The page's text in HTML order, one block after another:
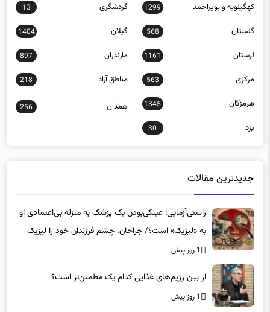
کهگیلویه و بویراحمد 1299 گردشگری 13
گلستان 568 گیلان 1404
لرستان 1161 مازندران 897
مرکزی 563 مناطق آزاد 218
هرمزگان 1345 همدان 256
یزد 30
جدیدترین مقالات
راستی‌آزمایی| عینکی‌بودن یک پزشک به منزله بی‌اعتمادی او
به «لیزیک» است؟/ جراحان، چشم فرزندان خود را لیزیک
می‌کنند؟
1 روز پیش
از بین رژیم‌های غذایی کدام یک مطمئن‌تر است؟‌
1 روز پیش